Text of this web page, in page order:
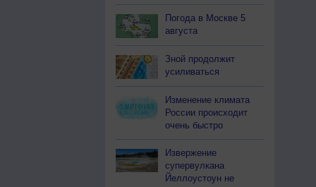
Погода в Москве 5
августа
Зной продолжит
усиливаться
Изменение климата
России происходит
очень быстро
Извержение
супервулкана
Йеллоустоун не